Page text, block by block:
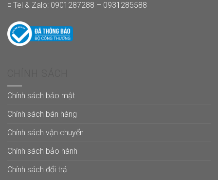
◽ Tel & Zalo: 0901287288 – 0931285588
Chính sách bảo mật
Chính sách bán hàng
Chính sách vận chuyển
Chính sách bảo hành
Chính sách đổi trả